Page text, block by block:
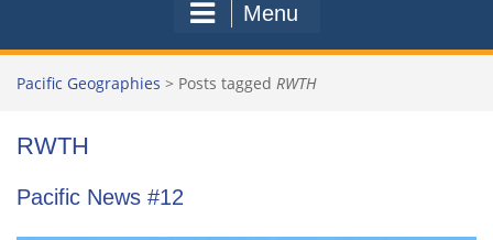
Menu
Pacific Geographies > Posts tagged RWTH
RWTH
Pacific News #12